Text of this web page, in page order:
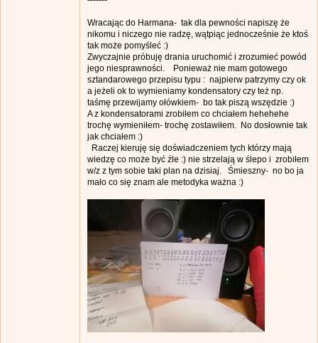
Wracając do Harmana- tak dla pewności napiszę że
nikomu i niczego nie radzę, wątpiąc jednocześnie że ktoś
tak może pomyśleć :)
Zwyczajnie próbuję drania uruchomić i zrozumieć powód
jego niesprawności. Ponieważ nie mam gotowego
sztandarowego przepisu typu : najpierw patrzymy czy ok
a jeżeli ok to wymieniamy kondensatory czy też np.
taśmę przewijamy ołówkiem- bo tak piszą wszędzie :)
A z kondensatorami zrobiłem co chciałem hehehehe
trochę wymieniłem- trochę zostawiłem. No dosłownie tak
jak chciałem :)
Raczej kieruję się doświadczeniem tych którzy mają
wiedzę co może być źle :) nie strzelają w ślepo i zrobiłem
w/z z tym sobie taki plan na dzisiaj. Śmieszny- no bo ja
mało co się znam ale metodyka ważna :)